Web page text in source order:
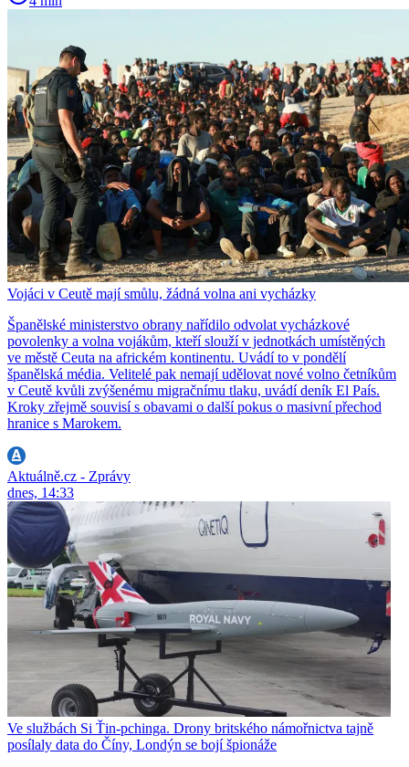
Vojáci v Ceutě mají smůlu, žádná volna ani vycházky
Španělské ministerstvo obrany nařídilo odvolat vycházkové
povolenky a volna vojákům, kteří slouží v jednotkách umístěných
ve městě Ceuta na africkém kontinentu. Uvádí to v pondělí
španělská média. Velitelé pak nemají udělovat nové volno četníkům
v Ceutě kvůli zvýšenému migračnímu tlaku, uvádí deník El País.
Kroky zřejmě souvisí s obavami o další pokus o masivní přechod
hranice s Marokem.
Aktuálně.cz - Zprávy
dnes, 14:33
Ve službách Si Ťin-pchinga. Drony britského námořnictva tajně
posílaly data do Číny, Londýn se bojí špionáže